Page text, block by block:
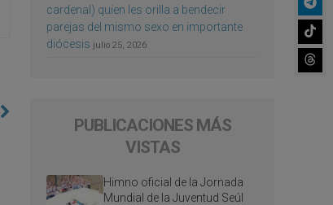
cardenal) quien les orilla a bendecir
parejas del mismo sexo en importante
diócesis julio 25, 2026
PUBLICACIONES MÁS
VISTAS
Himno oficial de la Jornada
Mundial de la Juventud Seúl